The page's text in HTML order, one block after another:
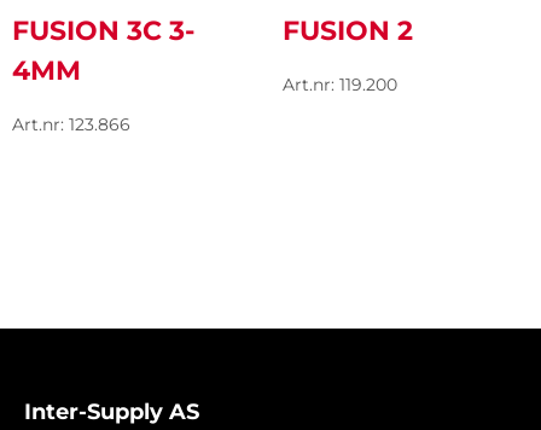
FUSION 3C 3-
4MM
Art.nr: 123.866
FUSION 2
Art.nr: 119.200
Inter-Supply AS